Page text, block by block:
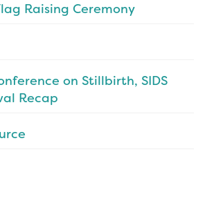
Raising Ceremony
on Stillbirth, SIDS
Recap